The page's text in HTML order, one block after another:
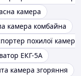
камера
камера комбайна
похилої
ЕКГ-5А
камера згоряння